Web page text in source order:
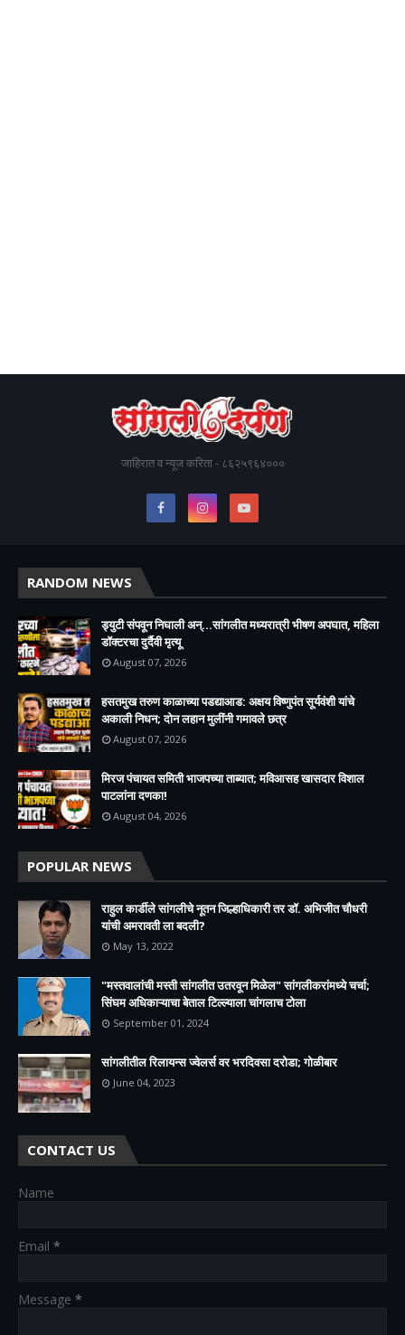
जाहिरात व न्यूज करिता - ८६२५९६४०००
RANDOM NEWS
ड्युटी संपवून निघाली अन्...सांगलीत मध्यरात्री भीषण अपघात, महिला
डॉक्टरचा दुर्दैवी मृत्यू
August 07, 2026
हसतमुख तरुण काळाच्या पडद्याआड: अक्षय विष्णुपंत सूर्यवंशी यांचे
अकाली निधन; दोन लहान मुलींनी गमावले छत्र
August 07, 2026
मिरज पंचायत समिती भाजपच्या ताब्यात; मविआसह खासदार विशाल
पाटलांना दणका!
August 04, 2026
POPULAR NEWS
राहुल कार्डीले सांगलीचे नूतन जिल्हाधिकारी तर डॉ. अभिजीत चौधरी
यांची अमरावती ला बदली?
May 13, 2022
"मस्तवालांची मस्ती सांगलीत उतरवून मिळेल" सांगलीकरांमध्ये चर्चा;
सिंघम अधिकाऱ्याचा बेताल टिल्ल्याला चांगलाच टोला
September 01, 2024
सांगलीतील रिलायन्स ज्वेलर्स वर भरदिवसा दरोडा; गोळीबार
June 04, 2023
CONTACT US
Name
Email *
Message *